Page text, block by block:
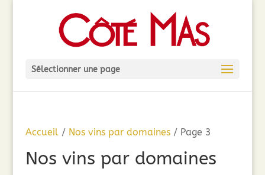
Sélectionner une page
Accueil/ Nos vins par domaines/ Page 3
Nos vins par domaines